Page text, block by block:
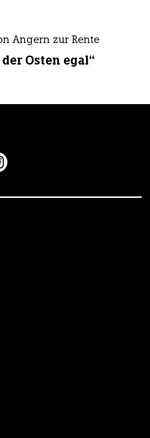
Angern zur Rente
Osten egal“